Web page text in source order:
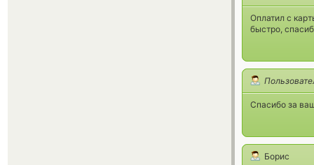
Оплатил с
быстро,
Спасибо за
Борис